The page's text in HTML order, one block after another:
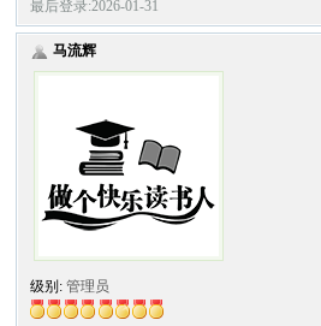
最后登录:2026-01-31
马流辉
级别:管理员